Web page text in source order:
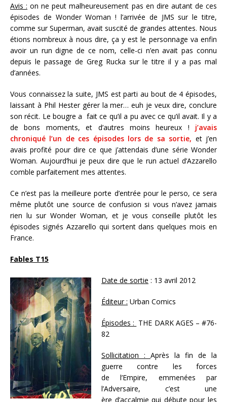
Avis : on ne peut malheureusement pas en dire autant de ces
épisodes de Wonder Woman ! l’arrivée de JMS sur le titre,
comme sur Superman, avait suscité de grandes attentes. Nous
étions nombreux à nous dire, ça y est le personnage va enfin
avoir un run digne de ce nom, celle-ci n’en avait pas connu
depuis le passage de Greg Rucka sur le titre il y a pas mal
d’années.
Vous connaissez la suite, JMS est parti au bout de 4 épisodes,
laissant à Phil Hester gérer la mer… euh je veux dire, conclure
son récit. Le bougre a fait ce qu’il a pu avec ce qu’il avait. Il y a
de bons moments, et d’autres moins heureux ! j’avais
chroniqué l’un de ces épisodes lors de sa sortie, et j’en
avais profité pour dire ce que j’attendais d’une série Wonder
Woman. Aujourd’hui je peux dire que le run actuel d’Azzarello
comble parfaitement mes attentes.
Ce n’est pas la meilleure porte d’entrée pour le perso, ce sera
même plutôt une source de confusion si vous n’avez jamais
rien lu sur Wonder Woman, et je vous conseille plutôt les
épisodes signés Azzarello qui sortent dans quelques mois en
France.
Fables T15
Date de sortie : 13 avril 2012
Éditeur : Urban Comics
Épisodes : THE DARK AGES – #76-
82
Sollicitation : Après la fin de la
guerre contre les forces
de l’Empire, emmenées par
l’Adversaire, c’est une
ère d’accalmie qui débute pour les